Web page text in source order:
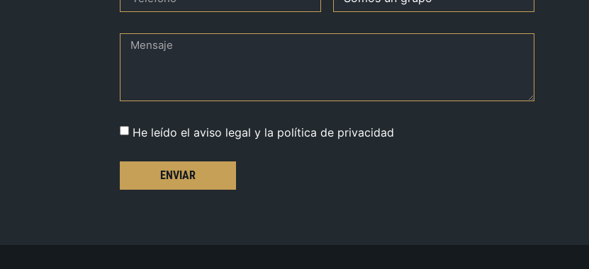
He leído el aviso legal y la política de privacidad
ENVIAR